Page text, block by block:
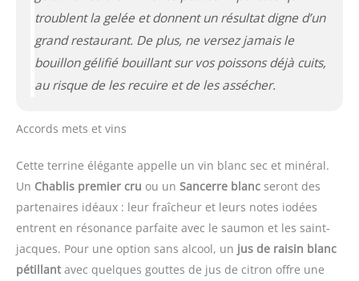
troublent la gelée et donnent un résultat digne d’un
grand restaurant. De plus, ne versez jamais le
bouillon gélifié bouillant sur vos poissons déjà cuits,
au risque de les recuire et de les assécher.
Accords mets et vins
Cette terrine élégante appelle un vin blanc sec et minéral.
Un Chablis premier cru ou un Sancerre blanc seront des
partenaires idéaux : leur fraîcheur et leurs notes iodées
entrent en résonance parfaite avec le saumon et les saint-
jacques. Pour une option sans alcool, un jus de raisin blanc
pétillant avec quelques gouttes de jus de citron offre une